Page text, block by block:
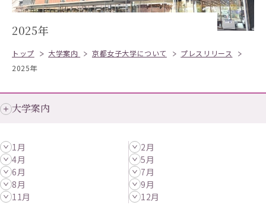
2025年
トップ 大学案内 京都女子大学について
プレスリリース
2025年
大学案内
1月
2月
4月
5月
6月
7月
8月
9月
11月
12月